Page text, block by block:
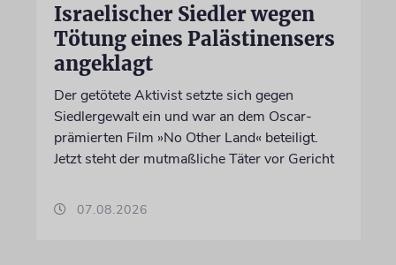
Israelischer Siedler wegen
Tötung eines Palästinensers
angeklagt
Der getötete Aktivist setzte sich gegen
Siedlergewalt ein und war an dem Oscar-
prämierten Film »No Other Land« beteiligt.
Jetzt steht der mutmaßliche Täter vor Gericht
07.08.2026